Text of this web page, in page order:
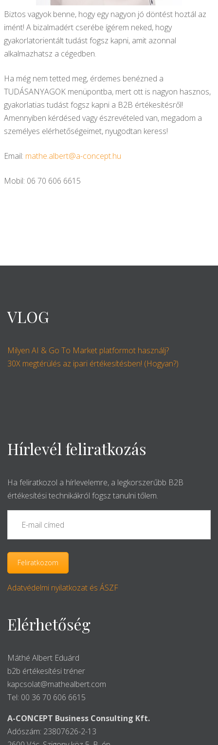
Biztos vagyok benne, hogy egy nagyon jó döntést hoztál az
imént! A bizalmadért cserébe ígérem neked, hogy
gyakorlatorientált tudást fogsz kapni, amit azonnal
alkalmazhatsz a cégedben.
Ha még nem tetted meg, érdemes benézned a
TUDÁSANYAGOK menüpontba, mert ott is nagyon hasznos,
gyakorlatias tudást fogsz kapni a B2B értékesítésről!
Amennyiben kérdésed vagy észrevételed van, megadom a
személyes elérhetőségeimet, nyugodtan keress!
Email: mathe.albert@a-concept.hu
Mobil: 06 70 606 6615
VLOG
Milyen AI & Go To Market platformot használj?
30X megtérülés az ipari értékesítésben! (Hogyan?)
Hírlevél feliratkozás
Ha feliratkozol a hírlevelemre, a legkorszerűbb B2B
értékesítési technikákról fogsz tanulni tőlem.
Adatvédelmi nyilatkozat és ÁSZF
Elérhetőség
Máthé Albert Eduárd
b2b értékesítési tréner
kapcsolat@mathealbert.com
Tel: 00 36 70 606 6615
A-CONCEPT Business Consulting Kft.
Adószám: 23807626-2-13